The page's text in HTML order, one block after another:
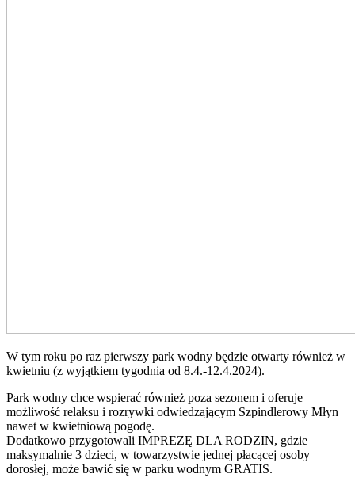
W tym roku po raz pierwszy park wodny będzie otwarty również w
kwietniu (z wyjątkiem tygodnia od 8.4.-12.4.2024).
Park wodny chce wspierać również poza sezonem i oferuje
możliwość relaksu i rozrywki odwiedzającym Szpindlerowy Młyn
nawet w kwietniową pogodę.
Dodatkowo przygotowali IMPREZĘ DLA RODZIN, gdzie
maksymalnie 3 dzieci, w towarzystwie jednej płacącej osoby
dorosłej, może bawić się w parku wodnym GRATIS.